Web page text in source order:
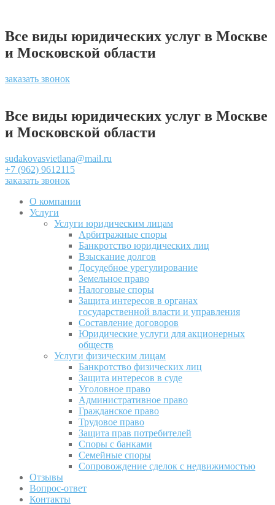
Все виды юридических услуг в Москве
и Московской области
заказать звонок
Все виды юридических услуг в Москве
и Московской области
sudakovasvietlana@mail.ru
+7 (962) 9612115
заказать звонок
О компании
Услуги
Услуги юридическим лицам
Арбитражные споры
Банкротство юридических лиц
Взыскание долгов
Досудебное урегулирование
Земельное право
Налоговые споры
Защита интересов в органах
государственной власти и управления
Составление договоров
Юридические услуги для акционерных
обществ
Услуги физическим лицам
Банкротство физических лиц
Защита интересов в суде
Уголовное право
Административное право
Гражданское право
Трудовое право
Защита прав потребителей
Споры с банками
Семейные споры
Сопровождение сделок с недвижимостью
Отзывы
Вопрос-ответ
Контакты